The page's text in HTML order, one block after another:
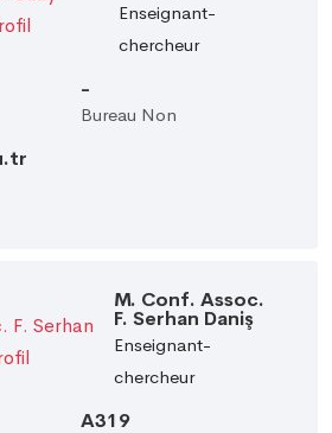
Enseignant-
chercheur
-
Bureau Non
M. Conf. Assoc.
F. Serhan Daniş
Enseignant-
chercheur
A319